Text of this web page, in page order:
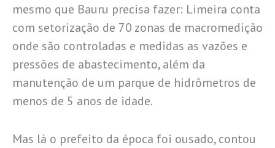
mesmo que Bauru precisa fazer: Limeira conta
com setorização de 70 zonas de macromedição
onde são controladas e medidas as vazões e
pressões de abastecimento, além da
manutenção de um parque de hidrômetros de
menos de 5 anos de idade.
Mas lá o prefeito da época foi ousado, contou